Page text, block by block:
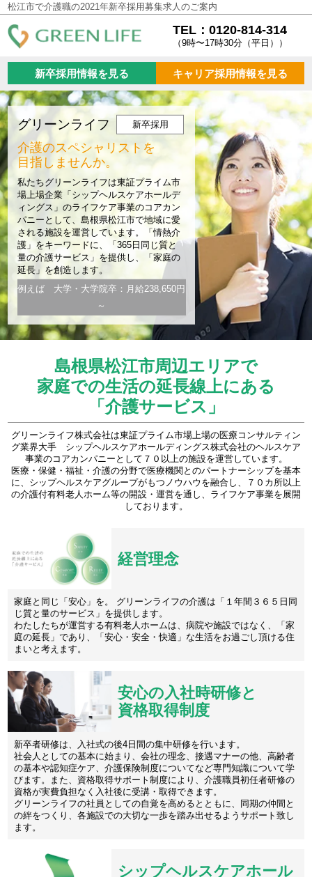
松江市で介護職の2021年新卒採用募集求人のご案内
TEL：0120-814-314
（9時〜17時30分（平日））
新卒採用情報を見る キャリア採用情報を見る
グリーンライフ 新卒採用
介護のスペシャリストを
目指しませんか。
私たちグリーンライフは東証プライム市
場上場企業「シップヘルスケアホールデ
ィングス」のライフケア事業のコアカン
パニーとして、島根県松江市で地域に愛
される施設を運営しています。「情熱介
護」をキーワードに、「365日同じ質と
量の介護サービス」を提供し、「家庭の
延長」を創造します。
例えば 大学・大学院卒：月給238,650円
～
島根県松江市周辺エリアで
家庭での生活の延長線上にある
「介護サービス」
グリーンライフ株式会社は東証プライム市場上場の医療コンサルティン
グ業界大手 シップヘルスケアホールディングス株式会社のヘルスケア
事業のコアカンパニーとして７０以上の施設を運営しています。
医療・保健・福祉・介護の分野で医療機関とのパートナーシップを基本
に、シップヘルスケアグループがもつノウハウを融合し、７０カ所以上
の介護付有料老人ホーム等の開設・運営を通し、ライフケア事業を展開
しております。
経営理念
家庭と同じ「安心」を。 グリーンライフの介護は「１年間３６５日同
じ質と量のサービス」を提供します。
わたしたちが運営する有料老人ホームは、病院や施設ではなく、「家
庭の延長」であり、「安心・安全・快適」な生活をお過ごし頂ける住
まいと考えます。
安心の入社時研修と
資格取得制度
新卒者研修は、入社式の後4日間の集中研修を行います。
社会人としての基本に始まり、会社の理念、接遇マナーの他、高齢者
の基本や認知症ケア、介護保険制度についてなど専門知識について学
びます。また、資格取得サポート制度により、介護職員初任者研修の
資格が実費負担なく入社後に受講・取得できます。
グリーンライフの社員としての自覚を高めるとともに、同期の仲間と
の絆をつくり、各施設での大切な一歩を踏み出せるようサポート致し
ます。
シップヘルスケアホール